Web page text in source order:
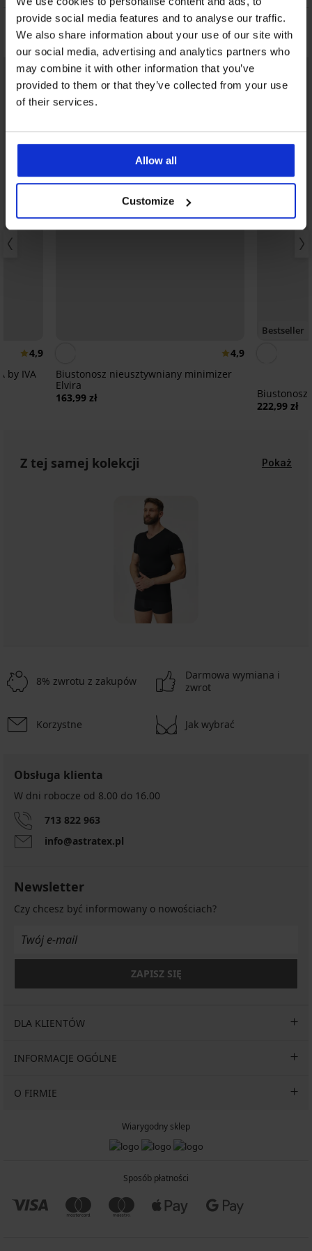
provide social media features and to analyse our traffic.
We also share information about your use of our site with
our social media, advertising and analytics partners who
may combine it with other information that you’ve
provided to them or that they’ve collected from your use
of their services.
Allow all
Customize
Może Ci się spodobać
4,9
by IVA
4,9
Biustonosz nieusztywniany minimizer
Elvira
163,99 zł
Bestseller
Biustonosz
222,99 zł
Z tej samej kolekcji Pokaż
8% zwrotu z zakupów
Darmowa wymiana i
zwrot
Korzystne Jak wybrać
Obsługa klienta
W dni robocze od 8.00 do 16.00
713 822 963
info@astratex.pl
Newsletter
Czy chcesz być informowany o nowościach?
ZAPISZ SIĘ
DLA KLIENTÓW
INFORMACJE OGÓLNE
O FIRMIE
Wiarygodny sklep
Sposób płatności